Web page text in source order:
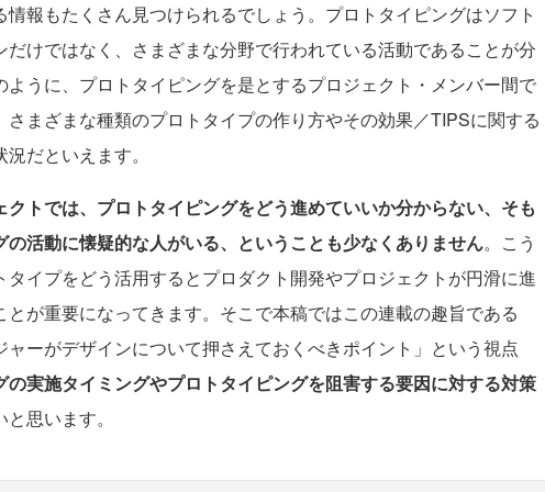
報もたくさん見つけられるでしょう。プロトタイピングはソフト
だけではなく、さまざまな分野で行われている活動であることが分
ように、プロトタイピングを是とするプロジェクト・メンバー間で
さまざまな種類のプロトタイプの作り方やその効果／TIPSに関する
だといえます。
クトでは、プロトタイピングをどう進めていいか分からない、そも
の活動に懐疑的な人がいる、ということも少なくありません。こう
タイプをどう活用するとプロダクト開発やプロジェクトが円滑に進
とが重要になってきます。そこで本稿ではこの連載の趣旨である
ャーがデザインについて押さえておくべきポイント」という視点
の実施タイミングやプロトタイピングを阻害する要因に対する対策
思います。